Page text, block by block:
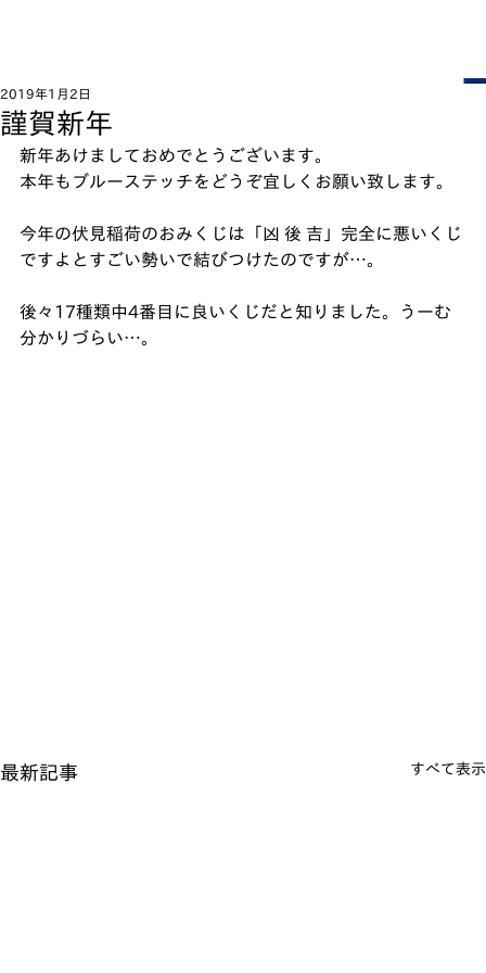
謹賀新年
2019年1月2日
新年あけましておめでとうございます。﻿
本年もブルーステッチをどうぞ宜しくお願い致します。﻿
今年の伏見稲荷のおみくじは「凶 後 吉」完全に悪いくじ
ですよとすごい勢いで結びつけたのですが…。﻿
後々17種類中4番目に良いくじだと知りました。うーむ
分かりづらい…。﻿
最新記事 すべて表示